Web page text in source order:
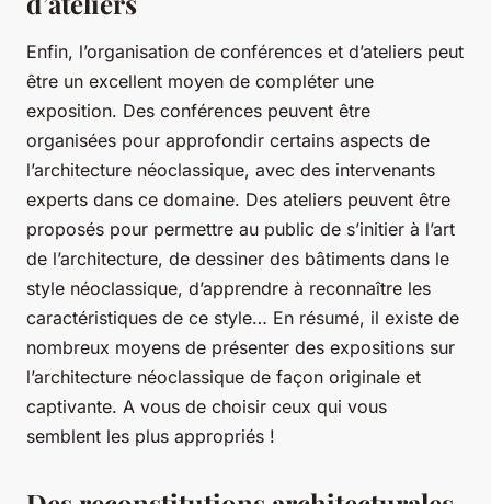
Enfin, l’organisation de conférences et d’ateliers peut
être un excellent moyen de compléter une
exposition. Des conférences peuvent être
organisées pour approfondir certains aspects de
l’architecture néoclassique, avec des intervenants
experts dans ce domaine. Des ateliers peuvent être
proposés pour permettre au public de s’initier à l’art
de l’architecture, de dessiner des bâtiments dans le
style néoclassique, d’apprendre à reconnaître les
caractéristiques de ce style… En résumé, il existe de
nombreux moyens de présenter des expositions sur
l’architecture néoclassique de façon originale et
captivante. A vous de choisir ceux qui vous
semblent les plus appropriés !